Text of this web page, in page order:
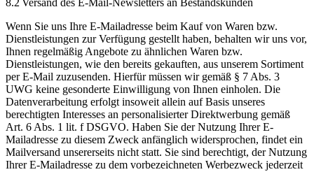
8.2 Versand des E-Mail-Newsletters an Bestandskunden
Wenn Sie uns Ihre E-Mailadresse beim Kauf von Waren bzw.
Dienstleistungen zur Verfügung gestellt haben, behalten wir uns vor,
Ihnen regelmäßig Angebote zu ähnlichen Waren bzw.
Dienstleistungen, wie den bereits gekauften, aus unserem Sortiment
per E-Mail zuzusenden. Hierfür müssen wir gemäß § 7 Abs. 3
UWG keine gesonderte Einwilligung von Ihnen einholen. Die
Datenverarbeitung erfolgt insoweit allein auf Basis unseres
berechtigten Interesses an personalisierter Direktwerbung gemäß
Art. 6 Abs. 1 lit. f DSGVO. Haben Sie der Nutzung Ihrer E-
Mailadresse zu diesem Zweck anfänglich widersprochen, findet ein
Mailversand unsererseits nicht statt. Sie sind berechtigt, der Nutzung
Ihrer E-Mailadresse zu dem vorbezeichneten Werbezweck jederzeit